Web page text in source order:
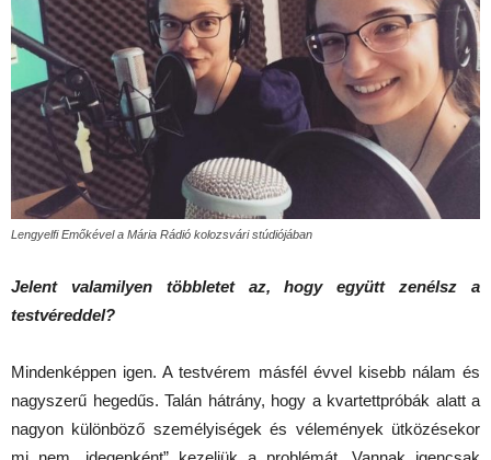
Lengyelfi Emőkével a Mária Rádió kolozsvári stúdiójában
Jelent valamilyen többletet az, hogy együtt zenélsz a
testvéreddel?
Mindenképpen igen. A testvérem másfél évvel kisebb nálam és
nagyszerű hegedűs. Talán hátrány, hogy a kvartettpróbák alatt a
nagyon különböző személyiségek és vélemények ütközésekor